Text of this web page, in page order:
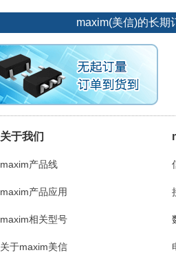
maxim(美信)的长期
关于我们
maxim产品线
maxim产品应用
maxim相关型号
关于maxim美信